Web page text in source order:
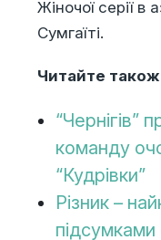
Жіночої серії
Сумгаїті.
Читайте
“Чернігів”
команду
“Кудрівки”
Різник –